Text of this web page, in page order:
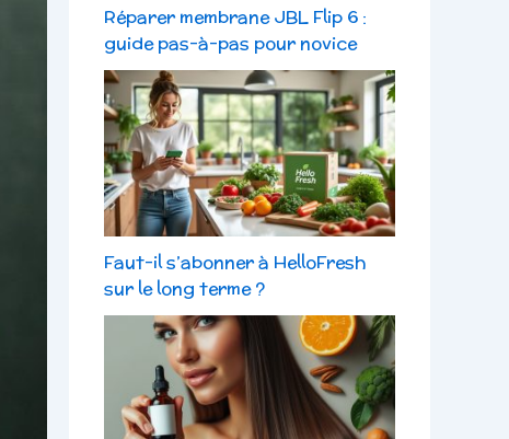
Réparer membrane JBL Flip 6 :
guide pas-à-pas pour novice
Faut-il s’abonner à HelloFresh
sur le long terme ?